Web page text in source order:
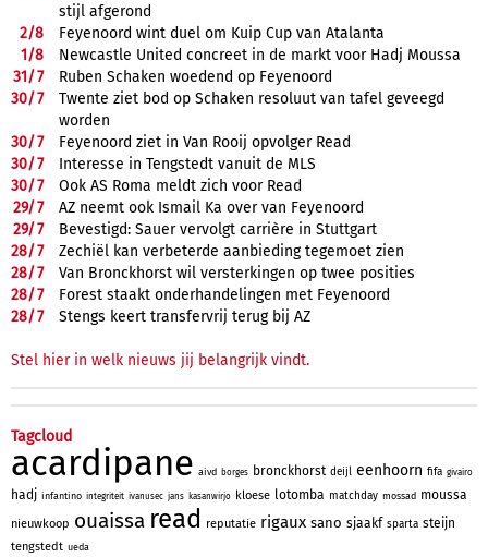
stijl afgerond
2/8
Feyenoord wint duel om Kuip Cup van Atalanta
1/8
Newcastle United concreet in de markt voor Hadj Moussa
31/7
Ruben Schaken woedend op Feyenoord
30/7
Twente ziet bod op Schaken resoluut van tafel geveegd
worden
30/7
Feyenoord ziet in Van Rooij opvolger Read
30/7
Interesse in Tengstedt vanuit de MLS
30/7
Ook AS Roma meldt zich voor Read
29/7
AZ neemt ook Ismail Ka over van Feyenoord
29/7
Bevestigd: Sauer vervolgt carrière in Stuttgart
28/7
Zechiël kan verbeterde aanbieding tegemoet zien
28/7
Van Bronckhorst wil versterkingen op twee posities
28/7
Forest staakt onderhandelingen met Feyenoord
28/7 Stengs keert transfervrij terug bij AZ
Stel hier in welk nieuws jij belangrijk vindt.
Tagcloud
acardipane aivd borges bronckhorst deijl eenhoorn fifa givairo
hadj infantino integriteit ivanusec jans kasanwirjo kloese lotomba matchday mossad moussa
nieuwkoop ouaissa read reputatie rigaux sano sjaakf sparta steijn
tengstedt ueda